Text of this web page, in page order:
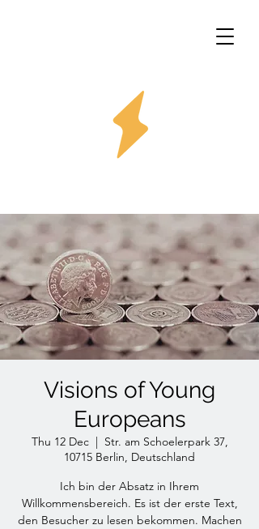
Visions of Young
Europeans
Thu 12 Dec
  |
Str. am Schoelerpark 37,
10715 Berlin, Deutschland
Ich bin der Absatz in Ihrem
Willkommensbereich. Es ist der erste Text,
den Besucher zu lesen bekommen. Machen